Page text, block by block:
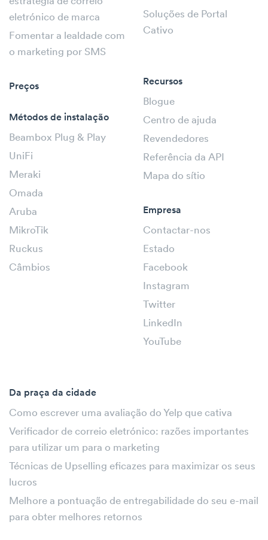
eletrónico de marca
Fomentar a lealdade com
o marketing por SMS
Preços
Métodos de instalação
Beambox Plug & Play
UniFi
Meraki
Omada
Aruba
MikroTik
Ruckus
Câmbios
Soluções de Portal
Cativo
Recursos
Blogue
Centro de ajuda
Revendedores
Referência da API
Mapa do sítio
Empresa
Contactar-nos
Estado
Facebook
Instagram
Twitter
LinkedIn
YouTube
Da praça da cidade
Como escrever uma avaliação do Yelp que cativa
Verificador de correio eletrónico: razões importantes
para utilizar um para o marketing
Técnicas de Upselling eficazes para maximizar os seus
lucros
Melhore a pontuação de entregabilidade do seu e-mail
para obter melhores retornos